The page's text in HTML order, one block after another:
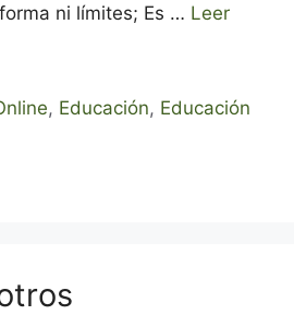
ni límites; Es … Leer
, Educación, Educación